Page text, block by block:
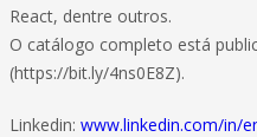
React, dentre outros.
O catálogo completo está
(https://bit.ly/4ns0E8Z).
Linkedin: www.linkedin.com/in/